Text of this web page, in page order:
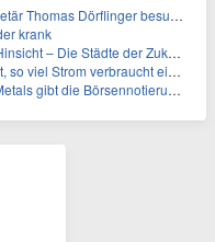
besucht Handwerksbetrieb im Kammerbezirk Freiburg
krank
Die Städte der Zukunft sind grün-blau
verbraucht ein Aufzug im Gebäude
an der Frankfurter Wertpapierbörse bekannt